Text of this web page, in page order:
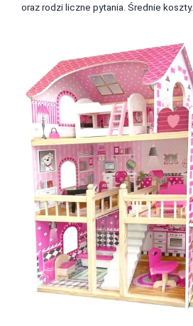
oraz rodzi liczne pytania. Średnie koszty...